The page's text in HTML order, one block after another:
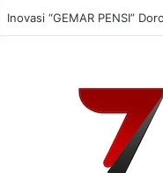
Inovasi “GEMAR PENSI”